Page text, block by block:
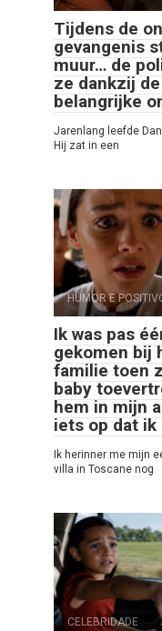
Tijdens de
gevangenis
muur… de
ze dankzij
belangrijke
Jarenlang leefde
Hij zat in een
HUMOR E
Ik was pas
gekomen bij
familie toen
baby
hem in mijn
iets op dat ik
Ik herinner me mijn
villa in Toscane nog
CELEBRIDADE